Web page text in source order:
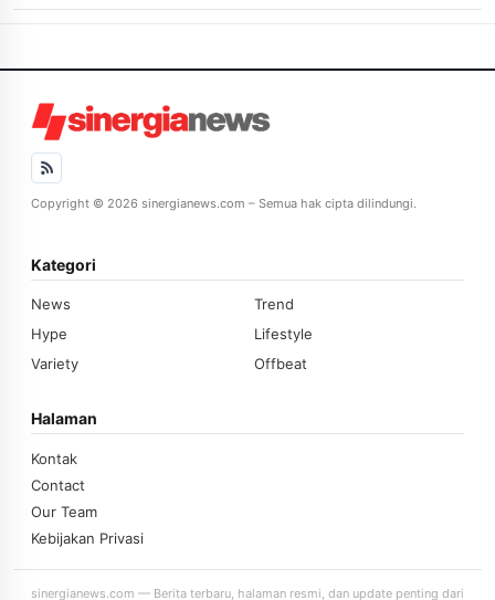
Copyright © 2026 sinergianews.com – Semua hak cipta dilindungi.
Kategori
News
Trend
Hype
Lifestyle
Variety
Offbeat
Halaman
Kontak
Contact
Our Team
Kebijakan Privasi
sinergianews.com — Berita terbaru, halaman resmi, dan update penting dari